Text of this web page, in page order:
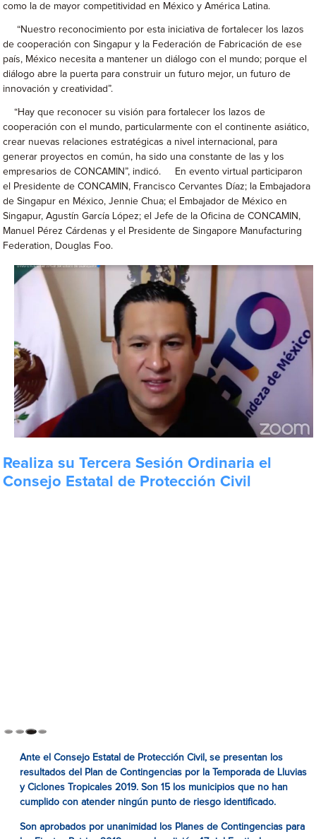
como la de mayor competitividad en México y América Latina.
“Nuestro reconocimiento por esta iniciativa de fortalecer los lazos
de cooperación con Singapur y la Federación de Fabricación de ese
país, México necesita a mantener un diálogo con el mundo; porque el
diálogo abre la puerta para construir un futuro mejor, un futuro de
innovación y creatividad”.
“Hay que reconocer su visión para fortalecer los lazos de
cooperación con el mundo, particularmente con el continente asiático,
crear nuevas relaciones estratégicas a nivel internacional, para
generar proyectos en común, ha sido una constante de las y los
empresarios de CONCAMIN”, indicó. En evento virtual participaron
el Presidente de CONCAMIN, Francisco Cervantes Díaz; la Embajadora
de Singapur en México, Jennie Chua; el Embajador de México en
Singapur, Agustín García López; el Jefe de la Oficina de CONCAMIN,
Manuel Pérez Cárdenas y el Presidente de Singapore Manufacturing
Federation, Douglas Foo.
Realiza su Tercera Sesión Ordinaria el
Consejo Estatal de Protección Civil
Ante el Consejo Estatal de Protección Civil, se presentan los
resultados del Plan de Contingencias por la Temporada de Lluvias
y Ciclones Tropicales 2019. Son 15 los municipios que no han
cumplido con atender ningún punto de riesgo identificado.
Son aprobados por unanimidad los Planes de Contingencias para